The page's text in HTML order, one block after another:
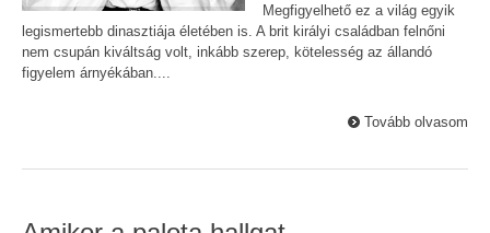
Megfigyelhető ez a világ egyik
legismertebb dinasztiája életében is. A brit királyi családban felnőni
nem csupán kiváltság volt, inkább szerep, kötelesség az állandó
figyelem árnyékában....
Tovább olvasom